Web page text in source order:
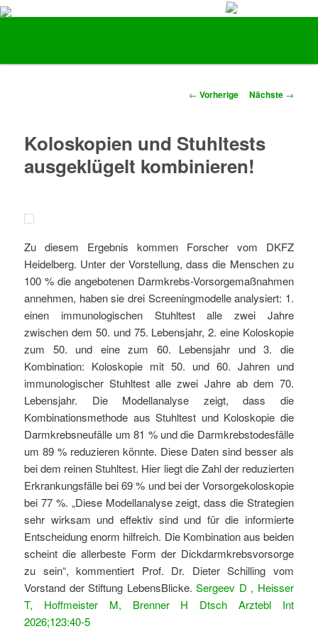
Stiftung LebensBlicke
Artikelnavigation
← Vorherige Nächste →
Koloskopien und Stuhltests
ausgeklügelt kombinieren!
Zu diesem Ergebnis kommen Forscher vom DKFZ
Heidelberg. Unter der Vorstellung, dass die Menschen zu
100 % die angebotenen Darmkrebs-Vorsorgemaßnahmen
annehmen, haben sie drei Screeningmodelle analysiert: 1.
einen immunologischen Stuhltest alle zwei Jahre
zwischen dem 50. und 75. Lebensjahr, 2. eine Koloskopie
zum 50. und eine zum 60. Lebensjahr und 3. die
Kombination: Koloskopie mit 50. und 60. Jahren und
immunologischer Stuhltest alle zwei Jahre ab dem 70.
Lebensjahr. Die Modellanalyse zeigt, dass die
Kombinationsmethode aus Stuhltest und Koloskopie die
Darmkrebsneufälle um 81 % und die Darmkrebstodesfälle
um 89 % reduzieren könnte. Diese Daten sind besser als
bei dem reinen Stuhltest. Hier liegt die Zahl der reduzierten
Erkrankungsfälle bei 69 % und bei der Vorsorgekoloskopie
bei 77 %. „Diese Modellanalyse zeigt, dass die Strategien
sehr wirksam und effektiv sind und für die informierte
Entscheidung enorm hilfreich. Die Kombination aus beiden
scheint die allerbeste Form der Dickdarmkrebsvorsorge
zu sein“, kommentiert Prof. Dr. Dieter Schilling vom
Vorstand der Stiftung LebensBlicke.Sergeev D , Heisser
T, Hoffmeister M, Brenner H Dtsch Arztebl Int
2026;123:40-5